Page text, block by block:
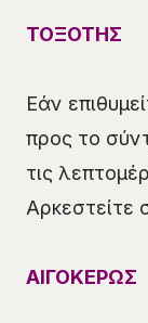
ΤΟΞΟΤΗΣ
Εάν
προς το
τις
Αρκεστείτε
ΑΙΓΟΚΕΡΩΣ